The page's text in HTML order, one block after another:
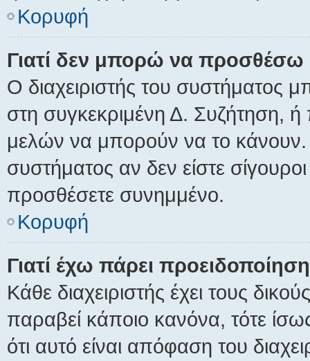
Κορυφή
Γιατί δεν μπορώ να
Ο διαχειριστής του συστήματος
στη συγκεκριμένη Δ. Συζήτηση,
μελών να μπορούν να το κάνουν.
συστήματος αν δεν είστε
προσθέσετε συνημμένο.
Κορυφή
Γιατί έχω πάρει
Κάθε διαχειριστής έχει τους
παραβεί κάποιο κανόνα, τότε
ότι αυτό είναι απόφαση του